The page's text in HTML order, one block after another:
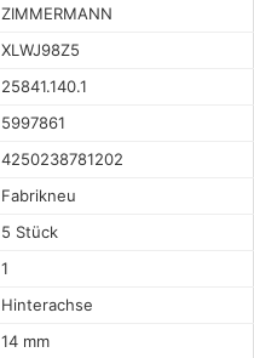
ZIMMERMANN
XLWJ98Z5
25841.140.1
5997861
4250238781202
Fabrikneu
5 Stück
1
Hinterachse
14 mm